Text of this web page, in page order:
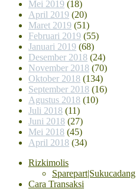
Mei 2019 (18)
April 2019 (20)
Maret 2019 (51)
Februari 2019 (55)
Januari 2019 (68)
Desember 2018 (24)
November 2018 (70)
Oktober 2018 (134)
September 2018 (16)
Agustus 2018 (10)
Juli 2018 (11)
Juni 2018 (27)
Mei 2018 (45)
April 2018 (34)
Rizkimolis
Sparepart|Sukucadang
Cara Transaksi